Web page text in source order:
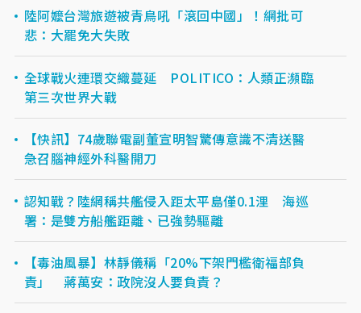
陸阿嬤台灣旅遊被青鳥吼「滾回中國」！網批可
悲：大罷免大失敗
全球戰火連環交織蔓延 POLITICO：人類正瀕臨
第三次世界大戰
【快訊】74歲聯電副董宣明智驚傳意識不清送醫
急召腦神經外科醫開刀
認知戰？陸網稱共艦侵入距太平島僅0.1浬 海巡
署：是雙方船艦距離、已強勢驅離
【毒油風暴】林靜儀稱「20%下架門檻衛福部負
責」 蔣萬安：政院沒人要負責？